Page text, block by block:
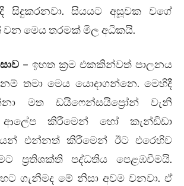
සිදුකරනවා. සියයට අසූවක වගේ
වන මෙය තරමක් මිල අධිකයි.
– ඉහත ක්‍රම එකකින්වත් පාලනය
තමා මෙය යොදාගන්නෙ. මෙහිදී
මත ඩයිෆෙන්සයිප්‍රෝන් වැනි
ආලේප කිරීමෙන් හෝ කැන්ඩිඩා
එන්නත් කිරීමෙන් ඊට එරෙහිව
ප්‍රතිශක්ති පද්ධතිය පෙළඹවීමයි.
ගැනීමද මේ නිසා අවම වනවා. ඒ